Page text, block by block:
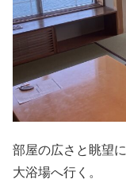
部屋の広さと眺望
大浴場へ行く。